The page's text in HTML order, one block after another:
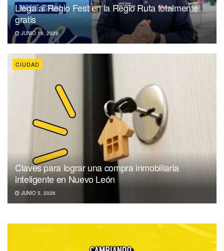
Llega al Regio Fest en la Regio Ruta totalmente
gratis
JUNIO 19, 2026
CIUDAD
Claves para lograr una compra inmobiliaria
inteligente en Nuevo León
JUNIO 5, 2026